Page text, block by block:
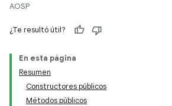
AOSP
¿Te resultó útil?
En esta página
Resumen
Constructores públicos
Métodos públicos